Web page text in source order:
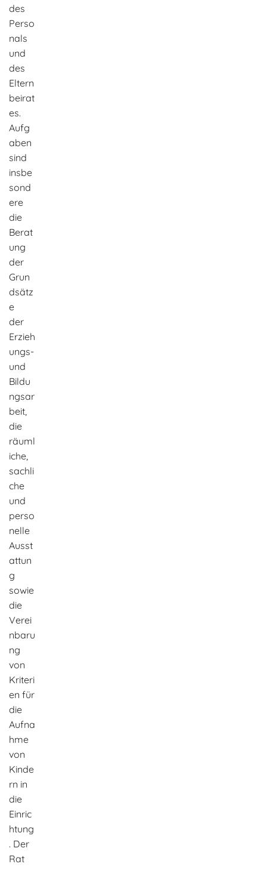
des
Perso
nals
und
des
Eltern
beirat
es.
Aufg
aben
sind
insbe
sond
ere
die
Berat
ung
der
Grun
dsätz
e
der
Erzieh
ungs-
und
Bildu
ngsar
beit,
die
räuml
iche,
sachli
che
und
perso
nelle
Ausst
attun
g
sowie
die
Verei
nbaru
ng
von
Kriteri
en für
die
Aufna
hme
von
Kinde
rn in
die
Einric
htung
. Der
Rat